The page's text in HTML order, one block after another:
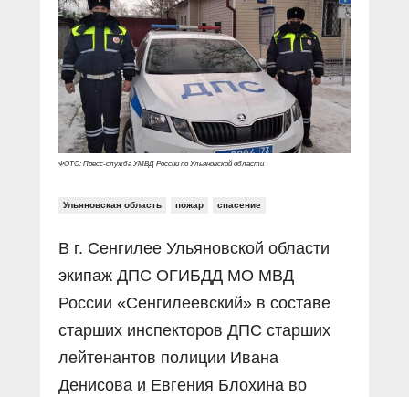
Социальные ролики
Документальные фильмы
Прямой разговор
В знании сила
Специальный репортаж
КиберПОСТОВОЙ
Газета «Щит и меч»
Журнал «Полиция России»
О ПОРТАЛЕ
Контакты
Вакансии
ФОТО: Пресс-служба УМВД России по Ульяновской области
Ульяновская область пожар спасение
В г. Сенгилее Ульяновской области
экипаж ДПС ОГИБДД МО МВД
России «Сенгилеевский» в составе
старших инспекторов ДПС старших
лейтенантов полиции Ивана
Денисова и Евгения Блохина во